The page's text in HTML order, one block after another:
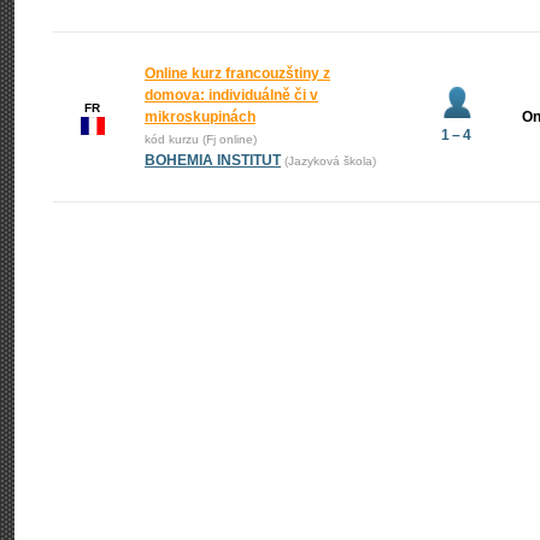
FR
Online kurz francouzštiny z
domova: individuálně či v
mikroskupinách
kód kurzu (Fj online)
BOHEMIA INSTITUT (Jazyková škola)
1 – 4